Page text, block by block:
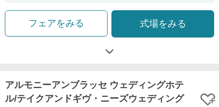
フェアをみる 式場をみる
アルモニーアンブラッセ ウェディングホテ
ル/テイクアンドギヴ・ニーズウェディング